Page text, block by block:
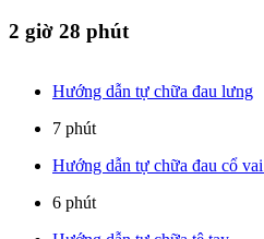
2 giờ 28 phút
Hướng dẫn tự chữa đau lưng
7 phút
Hướng dẫn tự chữa đau cổ
6 phút